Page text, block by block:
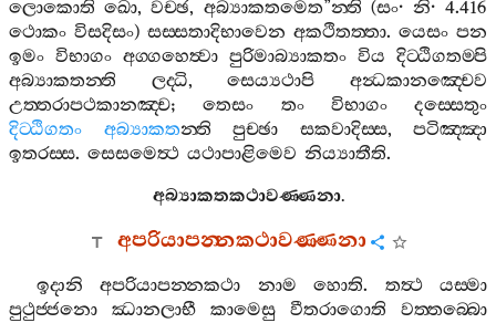
ලොකොති ඛො,වච‍්ඡ, අබ්‍යාකතමෙත”න‍්ති (සං· නි· 4.416
ථොකං විසදිසං) සස‍්සතාදිභාවෙන අකථිතත‍්තා. යෙසං පන
ඉමං විභාගං අග‍්ගහෙත්‍වා පුරිමාබ්‍යාකතං විය දිට‍්ඨිගතම‍්පි
අබ්‍යාකතන‍්ති
ලද‍්ධි,සෙය්‍යථාපි
අන්‍ධකානඤ‍්චෙව
උත‍්තරාපථකානඤ‍්ච;තෙසං තං විභාගං
දස‍්සෙතුං
දිට‍්ඨිගතං
අබ්‍යාකතන‍්ති පුච‍්ඡා සකවාදිස‍්ස, පටිඤ‍්ඤා
ඉතරස‍්ස. සෙසමෙත්‍ථ යථාපාළිමෙව නිය්‍යාතීති.
අබ්‍යාකතකථාවණ‍්ණනා.
අපරියාපන‍්නකථාවණ‍්ණනා
ඉදානි අපරියාපන‍්නකථා නාම හොති. තත්‍ථ
යස‍්මා
පුථුජ‍්ජනො
ඣානලාභී කාමෙසු වීතරාගොති
වත‍්තබ‍්බො